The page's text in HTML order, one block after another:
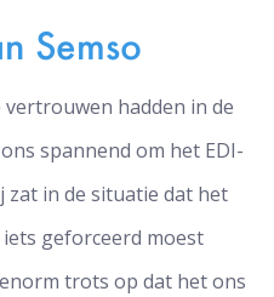
Semso
hadden in de
spannend om het EDI-
zat in de situatie dat het
geforceerd moest
trots op dat het ons